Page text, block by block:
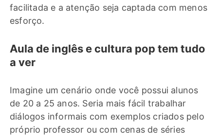
facilitada e a atenção seja captada com menos
esforço.
Aula de inglês e cultura pop tem tudo
a ver
Imagine um cenário onde você possui alunos
de 20 a 25 anos. Seria mais fácil trabalhar
diálogos informais com exemplos criados pelo
próprio professor ou com cenas de séries